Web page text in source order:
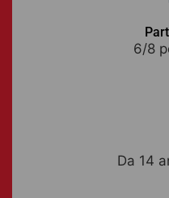
6/8
Da 14